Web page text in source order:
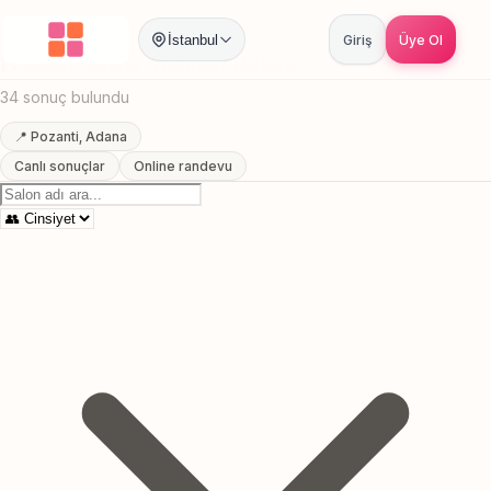
İstanbul Giriş Üye Ol
Anasayfa / Adana Pozanti Manikur Pedikur
Pozanti, Adana Manikur Pedikur
34 sonuç bulundu
📍 Pozanti, Adana
Canlı sonuçlar
Online randevu